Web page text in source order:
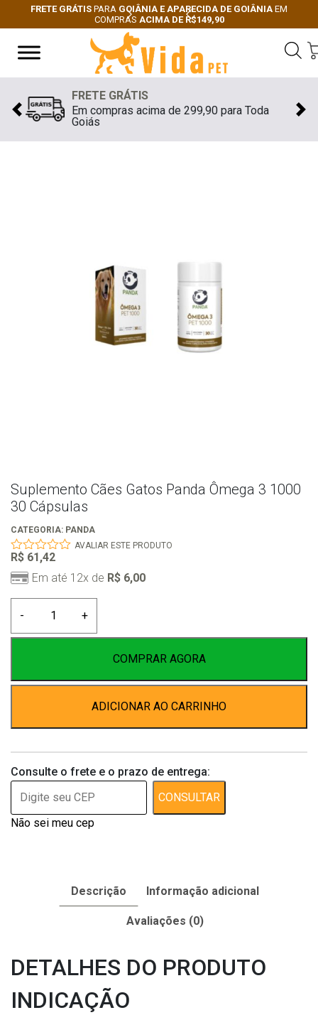
FRETE GRÁTIS PARA GOIÂNIA E APARECIDA DE GOIÂNIA EM
COMPRAS ACIMA DE R$149,90
Previous
Next
FRETE GRÁTIS
Em compras acima de 299,90 para Toda
Goiás
Previous
Suplemento Cães Gatos Panda Ômega 3 1000
30 Cápsulas
CATEGORIA: PANDA
0
out
of
AVALIAR ESTE PRODUTO
R$ 61,42
Em até 12x de R$ 6,00
-
Cães
Gatos
3
30
+
COMPRAR AGORA
ADICIONAR AO CARRINHO
Consulte o frete e o prazo de entrega:
CONSULTAR
Não sei meu cep
Descrição Informação adicional
Avaliações (0)
DETALHES DO PRODUTO
INDICAÇÃO